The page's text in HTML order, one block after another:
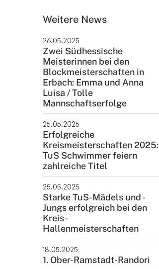
Weitere News
26.05.2025
Zwei Südhessische
Meisterinnen bei den
Blockmeisterschaften in
Erbach: Emma und Anna
Luisa / Tolle
Mannschaftserfolge
25.05.2025
Erfolgreiche
Kreismeisterschaften 2025:
TuS Schwimmer feiern
zahlreiche Titel
25.05.2025
Starke TuS-Mädels und -
Jungs erfolgreich bei den
Kreis-
Hallenmeisterschaften
18.05.2025
1. Ober-Ramstadt-Randori
Turn und Sportverein Griesheim
Jahnstraße 20
64347 Griesheim
+49 6155 6 18 19
verwaltung@tusgriesheim.de
Deine Ansprechpartner